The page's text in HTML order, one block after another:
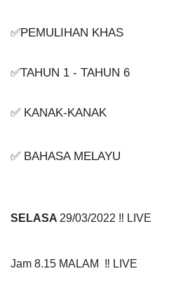
✅PEMULIHAN KHAS
✅TAHUN 1 - TAHUN 6
✅ KANAK-KANAK
✅ BAHASA MELAYU
SELASA 29/03/2022 ‼️ LIVE
Jam 8.15 MALAM  ‼️ LIVE